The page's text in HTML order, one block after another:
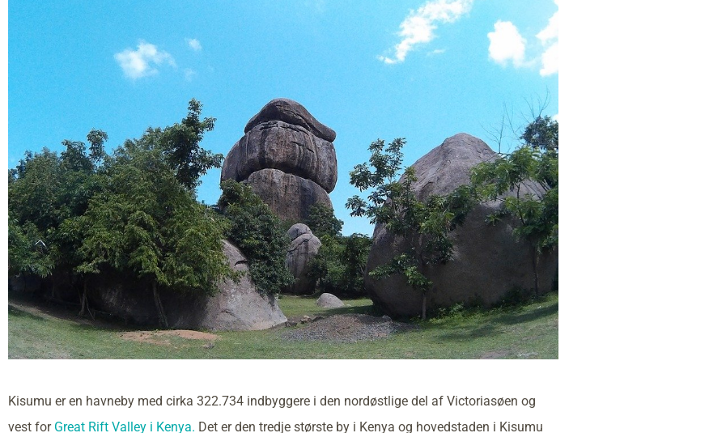
Kisumu er en havneby med cirka 322.734 indbyggere i den nordøstlige del af Victoriasøen og
vest for Great Rift Valley i Kenya. Det er den tredje største by i Kenya og hovedstaden i Kisumu